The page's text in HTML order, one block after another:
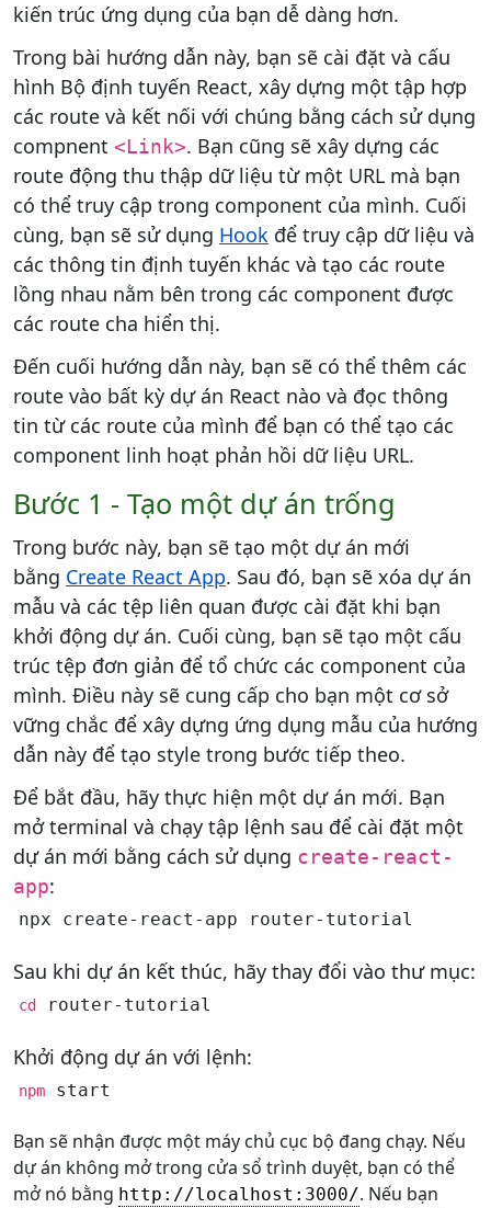
kiến ​​trúc ứng dụng của bạn dễ dàng hơn.
Trong bài hướng dẫn này, bạn sẽ cài đặt và cấu
hình Bộ định tuyến React, xây dựng một tập hợp
các route và kết nối với chúng bằng cách sử dụng
compnent <Link>. Bạn cũng sẽ xây dựng các
route động thu thập dữ liệu từ một URL mà bạn
có thể truy cập trong component của mình. Cuối
cùng, bạn sẽ sử dụng Hook để truy cập dữ liệu và
các thông tin định tuyến khác và tạo các route
lồng nhau nằm bên trong các component được
các route cha hiển thị.
Đến cuối hướng dẫn này, bạn sẽ có thể thêm các
route vào bất kỳ dự án React nào và đọc thông
tin từ các route của mình để bạn có thể tạo các
component linh hoạt phản hồi dữ liệu URL.
Bước 1 - Tạo một dự án trống
Trong bước này, bạn sẽ tạo một dự án mới
bằng Create React App. Sau đó, bạn sẽ xóa dự án
mẫu và các tệp liên quan được cài đặt khi bạn
khởi động dự án. Cuối cùng, bạn sẽ tạo một cấu
trúc tệp đơn giản để tổ chức các component của
mình. Điều này sẽ cung cấp cho bạn một cơ sở
vững chắc để xây dựng ứng dụng mẫu của hướng
dẫn này để tạo style trong bước tiếp theo.
Để bắt đầu, hãy thực hiện một dự án mới. Bạn
mở terminal và chạy tập lệnh sau để cài đặt một
dự án mới bằng cách sử dụng create-react-
app:
npx create-react-app router-tutorial
Sau khi dự án kết thúc, hãy thay đổi vào thư mục:
cd router-tutorial
Khởi động dự án với lệnh:
npm start
Bạn sẽ nhận được một máy chủ cục bộ đang chạy. Nếu
dự án không mở trong cửa sổ trình duyệt, bạn có thể
mở nó bằng http://localhost:3000/. Nếu bạn